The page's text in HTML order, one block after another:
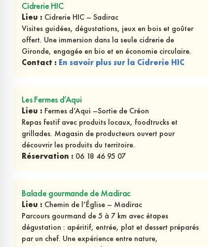
Cidrerie HIC
Lieu : Cidrerie HIC – Sadirac
Visites guidées, dégustations, jeux en bois et goûter
offert. Une immersion dans la seule cidrerie de
Gironde, engagée en bio et en économie circulaire.
Contact : En savoir plus sur la Cidrerie HIC
Les Fermes d’Aqui
Lieu : Fermes d’Aqui –Sortie de Créon
Repas festif avec produits locaux, foodtrucks et
grillades. Magasin de producteurs ouvert pour
découvrir les produits du territoire.
Réservation : 06 18 46 95 07
Balade gourmande de Madirac
Lieu : Chemin de l’Église – Madirac
Parcours gourmand de 5 à 7 km avec étapes
dégustation : apéritif, entrée, plat et dessert préparés
par un chef. Une expérience entre nature,